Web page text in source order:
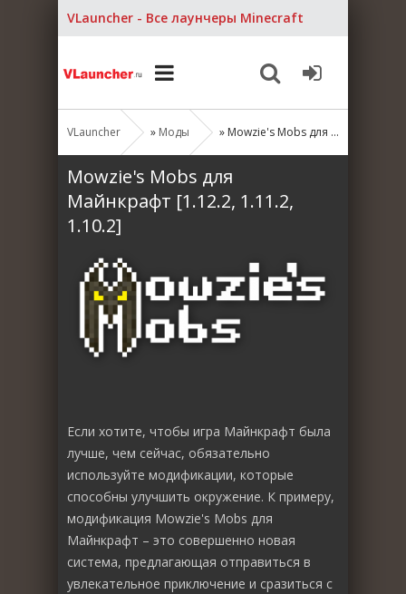
VLauncher - Все лаунчеры Minecraft
VLauncher » Моды » Mowzie's Mobs для Майнкрафт [1.12.2, 1.11.2, 1.10.2]
Mowzie's Mobs для
Майнкрафт [1.12.2, 1.11.2,
1.10.2]
Если хотите, чтобы игра Майнкрафт была
лучше, чем сейчас, обязательно
используйте модификации, которые
способны улучшить окружение. К примеру,
модификация Mowzie's Mobs для
Майнкрафт – это совершенно новая
система, предлагающая отправиться в
увлекательное приключение и сразиться с